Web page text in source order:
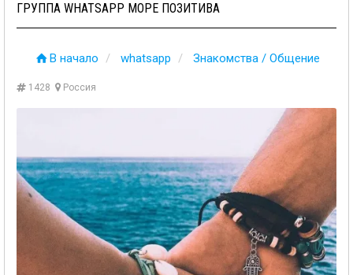
ГРУППА WHATSAPP МОРЕ ПОЗИТИВА
В начало whatsapp Знакомства / Общение
1428 Россия